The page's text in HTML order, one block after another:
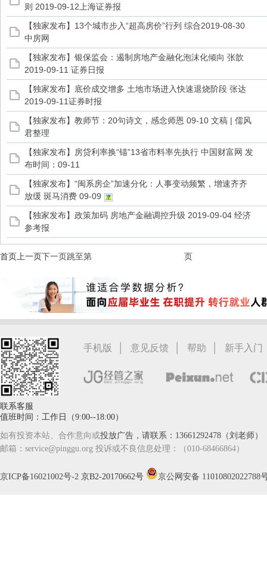
则 2019-09-12上海证券报
【独家发布】13个城市步入“超高房价”行列 综合2019-08-30
中房网
【独家发布】银保监会：遏制房地产金融化泡沫化倾向 张歆
2019-09-11 证券日报
【独家发布】底价成交增多 土地市场进入快速退烧阶段 张达
2019-09-11证券时报
【独家发布】教师节：20句诗文，感念师恩 09-10 文稿 | 儒风
君整理
【独家发布】房贷利率换“锚”13省市料率先执行 中国财富网 发
布时间：09-11
【独家发布】“闽系房企”加速分化：人事变动频繁，增速齐齐
放缓 斑马消费 09-09
【独家发布】政策加码 房地产金融调控升级 2019-09-04 经济
参考报
首页上一页下一页跳至第 页
手机版 | 意见反馈 | 帮助 | 新手入门
联系客服
值班时间：工作日（9:00--18:00）
如有投资本站、合作意向或投放广告，请联系：13661292478（刘老师）
邮箱：service@pinggu.org 投诉或不良信息处理：（010-68466864）
京ICP备16021002号-2 京B2-20170662号 京公网安备 11010802022788